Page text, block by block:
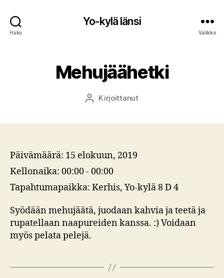
Haku
Yo-kylä länsi
Valikko
Mehujäähetki
Kirjoittaja
Kirjoittanut
Päivämäärä: 15 elokuun, 2019
Kellonaika: 00:00 - 00:00
Tapahtumapaikka: Kerhis, Yo-kylä 8 D 4
Syödään mehujäätä, juodaan kahvia ja teetä ja
rupatellaan naapureiden kanssa. :) Voidaan
myös pelata pelejä.